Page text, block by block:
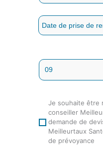
Je souhaite être
conseiller
demande de
Meilleurtaux
de prévoyance